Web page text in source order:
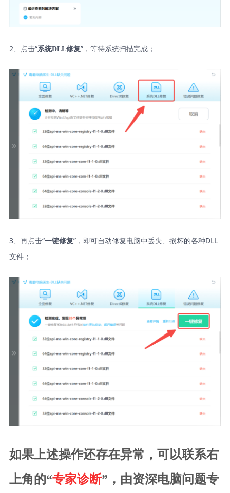
2、点击“系统DLL修复”，等待系统扫描完成；
3、再点击“一键修复”，即可自动修复电脑中丢失、损坏的各种DLL
文件；
如果上述操作还存在异常，可以联系右
上角的“专家诊断”，由资深电脑问题专